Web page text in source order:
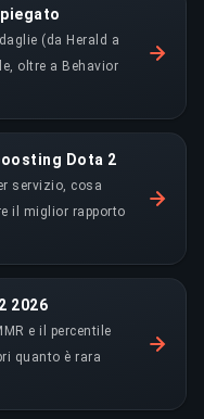
(da Herald a
oltre a Behavior
Dota 2
servizio, cosa
il miglior rapporto
2026
e il percentile
quanto è rara